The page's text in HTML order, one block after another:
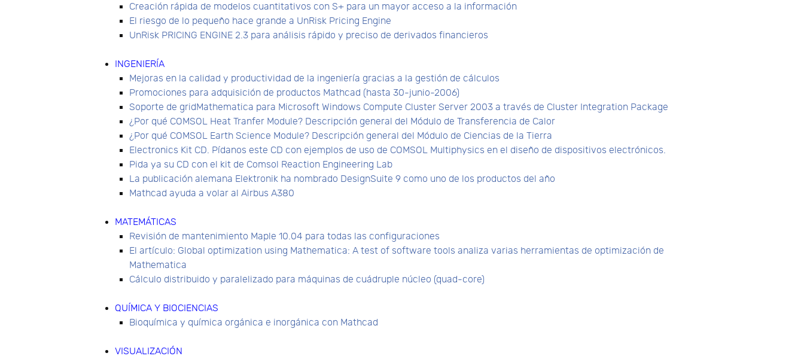
Creación rápida de modelos cuantitativos con S+ para un mayor acceso a la información
El riesgo de lo pequeño hace grande a UnRisk Pricing Engine
UnRisk PRICING ENGINE 2.3 para análisis rápido y preciso de derivados financieros
INGENIERÍA
Mejoras en la calidad y productividad de la ingeniería gracias a la gestión de cálculos
Promociones para adquisición de productos Mathcad (hasta 30-junio-2006)
Soporte de gridMathematica para Microsoft Windows Compute Cluster Server 2003 a través de Cluster Integration Package
¿Por qué COMSOL Heat Tranfer Module? Descripción general del Módulo de Transferencia de Calor
¿Por qué COMSOL Earth Science Module? Descripción general del Módulo de Ciencias de la Tierra
Electronics Kit CD. Pídanos este CD con ejemplos de uso de COMSOL Multiphysics en el diseño de dispositivos electrónicos.
Pida ya su CD con el kit de Comsol Reaction Engineering Lab
La publicación alemana Elektronik ha nombrado DesignSuite 9 como uno de los productos del año
Mathcad ayuda a volar al Airbus A380
MATEMÁTICAS
Revisión de mantenimiento Maple 10.04 para todas las configuraciones
El artículo: Global optimization using Mathematica: A test of software tools analiza varias herramientas de optimización de
Mathematica
Cálculo distribuido y paralelizado para máquinas de cuádruple núcleo (quad-core)
QUÍMICA Y BIOCIENCIAS
Bioquímica y química orgánica e inorgánica con Mathcad
VISUALIZACIÓN